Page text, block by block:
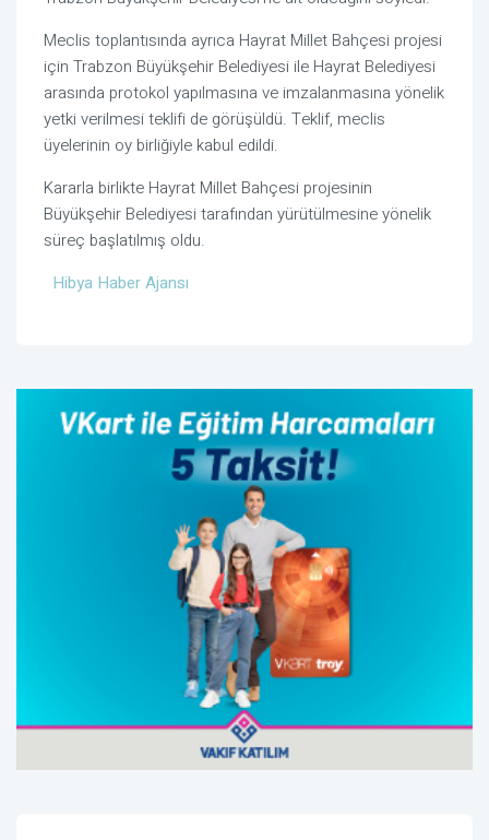
Meclis toplantısında ayrıca Hayrat Millet Bahçesi projesi
için Trabzon Büyükşehir Belediyesi ile Hayrat Belediyesi
arasında protokol yapılmasına ve imzalanmasına yönelik
yetki verilmesi teklifi de görüşüldü. Teklif, meclis
üyelerinin oy birliğiyle kabul edildi.
Kararla birlikte Hayrat Millet Bahçesi projesinin
Büyükşehir Belediyesi tarafından yürütülmesine yönelik
süreç başlatılmış oldu.
Hibya Haber Ajansı